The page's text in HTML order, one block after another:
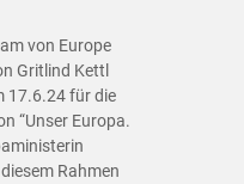
von Europe
Gritlind Kettl
17.6.24 für die
“Unser Europa.
Rahmen